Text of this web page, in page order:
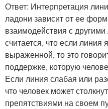
Ответ: Интерпретация
ладони зависит от ее
взаимодействия с
считается, что если линия
выраженной, то это
поддержке, которую
Если линия слабая или
что человек может
препятствиями на своем